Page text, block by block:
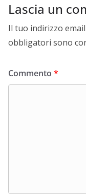
Lascia un
Il tuo indirizzo
obbligatori sono
Commento *